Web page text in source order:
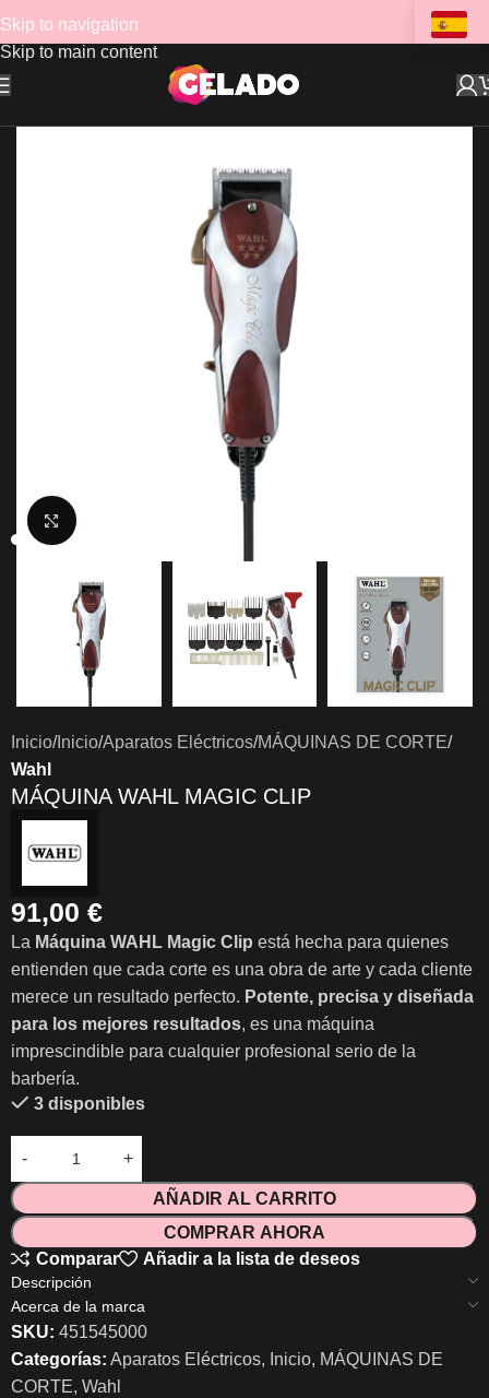
Skip to navigation
Skip to main content
Clic para ampliar
Inicio Inicio Aparatos Eléctricos MÁQUINAS DE CORTE
Wahl
MÁQUINA WAHL MAGIC CLIP
91,00 €
La Máquina WAHL Magic Clip está hecha para quienes
entienden que cada corte es una obra de arte y cada cliente
merece un resultado perfecto. Potente, precisa y diseñada
para los mejores resultados, es una máquina
imprescindible para cualquier profesional serio de la
barbería.
3 disponibles
AÑADIR AL CARRITO
COMPRAR AHORA
Comparar
Añadir a la lista de deseos
Descripción
Acerca de la marca
SKU: 451545000
Categorías: Aparatos Eléctricos, Inicio, MÁQUINAS DE
CORTE, Wahl